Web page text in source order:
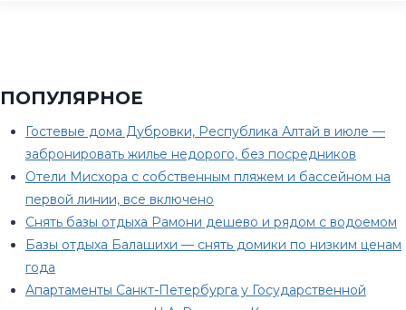
ПОПУЛЯРНОЕ
Гостевые дома Дубровки, Республика Алтай в июле —
забронировать жилье недорого, без посредников
Отели Мисхора с собственным пляжем и бассейном на
первой линии, все включено
Снять базы отдыха Рамони дешево и рядом с водоемом
Базы отдыха Балашихи — снять домики по низким ценам
года
Апартаменты Санкт-Петербурга у Государственной